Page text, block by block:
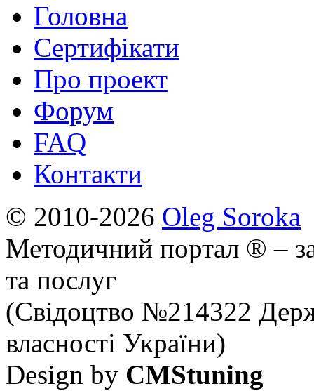
Головна
Сертифікати
Про проект
Форум
FAQ
Контакти
© 2010-2026 Oleg Soroka
Методичний портал ® –
та послуг
(Свідоцтво №214322
власності України)
Design by CMStuning